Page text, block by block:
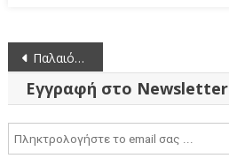
Πλοήγηση
άρθρων
Παλαιότερα άρθρα
Εγγραφή στο Newsletter